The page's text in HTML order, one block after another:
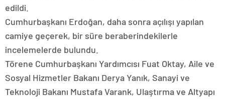
edildi.
Cumhurbaşkanı Erdoğan, daha sonra açılışı yapılan
camiye geçerek, bir süre beraberindekilerle
incelemelerde bulundu.
Törene Cumhurbaşkanı Yardımcısı Fuat Oktay, Aile ve
Sosyal Hizmetler Bakanı Derya Yanık, Sanayi ve
Teknoloji Bakanı Mustafa Varank, Ulaştırma ve Altyapı